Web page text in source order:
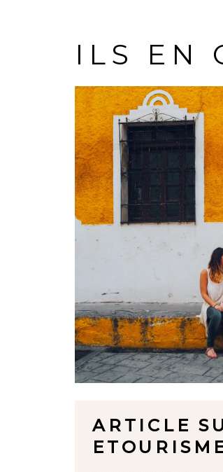
ILS EN
ARTICLE